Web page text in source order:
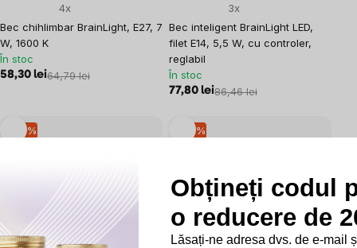
Bec chihlimbar BrainLight, E27, 7
W, 1600 K
4x
În stoc
58,30 lei64,79 lei
Bec inteligent BrainLight LED,
filet E14, 5,5 W, cu controler,
reglabil
3x
În stoc
77,80 lei86,46 lei
–10 % –10 %
Obțineți codul
o reducere de
Lăsați-ne adresa dvs. de e-mail